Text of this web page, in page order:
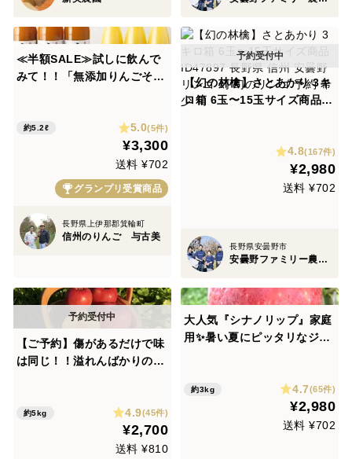
≪半額SALE≫試しに飲んで
みて！！「無添加りんごその
2種セット 計6本(無添加・あ
約5.2ℓ 5.0(5件)
¥3,300
送料 ¥702
グランプリ受賞商品
長野県上伊那郡箕輪町
信州のりんご 与古美
【幻の林檎】さとあかり 3キ
ロ箱 6玉〜15玉サイズ商品ID
4.8(167件)
¥2,980
送料 ¥702
長野県安曇野市
安曇野ファミリー農産 果物部門4年連続1位&殿堂入り&りんごグランプリ2025最高金賞1位 信州りんご 幻のりんご
【ご予約】傷があるだけで味
は同じ！！溢れんばかりの果
約5kg 4.9(45件)
¥2,700
送料 ¥810
大人気『シナノリップ』家庭
用✨暑い夏にピッタリなジュ
約3kg 4.7(65件)
¥2,980
送料 ¥702